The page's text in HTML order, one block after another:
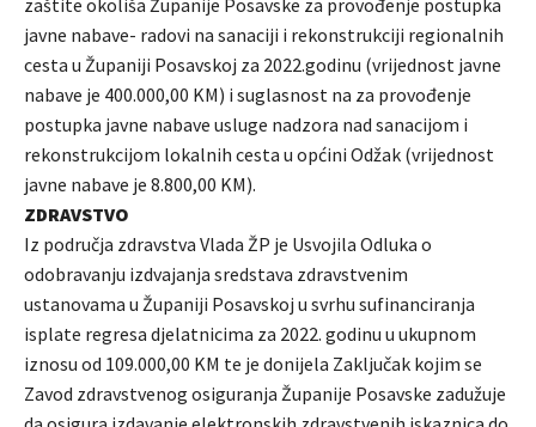
zaštite okoliša Županije Posavske za provođenje postupka
javne nabave- radovi na sanaciji i rekonstrukciji regionalnih
cesta u Županiji Posavskoj za 2022.godinu (vrijednost javne
nabave je 400.000,00 KM) i suglasnost na za provođenje
postupka javne nabave usluge nadzora nad sanacijom i
rekonstrukcijom lokalnih cesta u općini Odžak (vrijednost
javne nabave je 8.800,00 KM).
ZDRAVSTVO
Iz područja zdravstva Vlada ŽP je Usvojila Odluka o
odobravanju izdvajanja sredstava zdravstvenim
ustanovama u Županiji Posavskoj u svrhu sufinanciranja
isplate regresa djelatnicima za 2022. godinu u ukupnom
iznosu od 109.000,00 KM te je donijela Zaključak kojim se
Zavod zdravstvenog osiguranja Županije Posavske zadužuje